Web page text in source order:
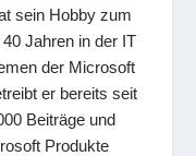
sein Hobby zum
Jahren in der IT
der Microsoft
er bereits seit
Beiträge und
Produkte